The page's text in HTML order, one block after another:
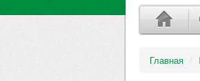
Главная /